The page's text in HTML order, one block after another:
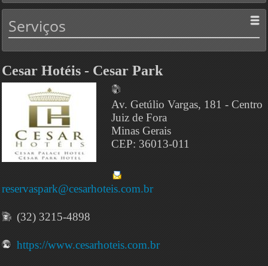
Serviços
Cesar Hotéis - Cesar Park
Av. Getúlio Vargas, 181 - Centro
Juiz de Fora
Minas Gerais
CEP: 36013-011
reservaspark@cesarhoteis.com.br
(32) 3215-4898
https://www.cesarhoteis.com.br